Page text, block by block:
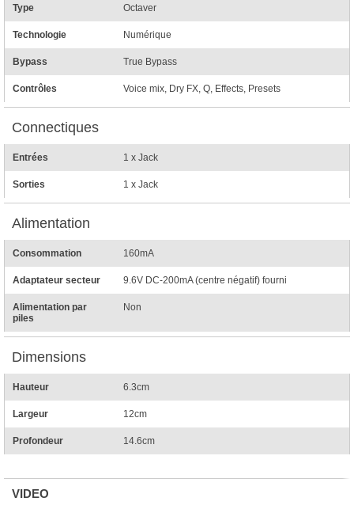
Type Octaver
Technologie Numérique
Bypass True Bypass
Contrôles Voice mix, Dry FX, Q, Effects, Presets
Connectiques
Entrées 1 x Jack
Sorties 1 x Jack
Alimentation
Consommation 160mA
Adaptateur secteur 9.6V DC-200mA (centre négatif) fourni
Alimentation par
piles
Non
Dimensions
Hauteur 6.3cm
Largeur 12cm
Profondeur 14.6cm
VIDEO